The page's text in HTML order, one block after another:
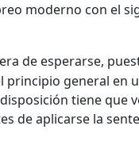
moderno con el
de esperarse,
general en
tiene que
de aplicarse la